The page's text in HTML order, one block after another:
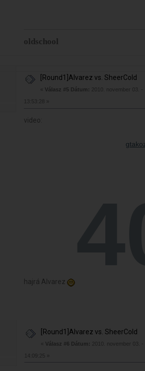
oldschool
[Round1]Alvarez vs. SheerCold
« Válasz #5 Dátum:
2010. november 03. -
13:53:28 »
video:
hajrá Alvarez
[Round1]Alvarez vs. SheerCold
« Válasz #6 Dátum:
2010. november 03. -
14:09:25 »